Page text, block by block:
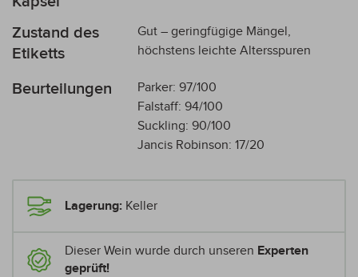
Zustand des
Etiketts
Gut – geringfügige Mängel,
höchstens leichte Altersspuren
Beurteilungen
Parker: 97/100
Falstaff: 94/100
Suckling: 90/100
Jancis Robinson: 17/20
Lagerung: Keller
Dieser Wein wurde durch unseren Experten
geprüft!